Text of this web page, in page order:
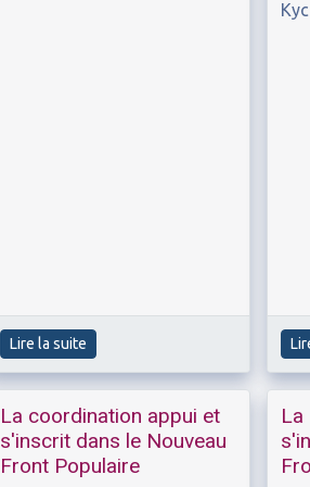
Lire la suite
La coordination appui et
s'inscrit dans le Nouveau
Front Populaire